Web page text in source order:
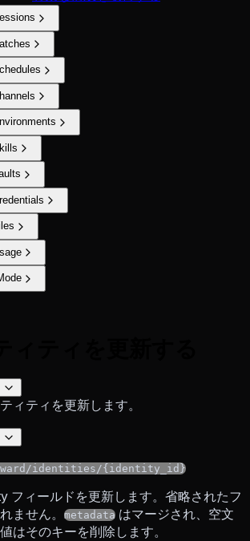
ィティを更新します。
identities/{identity_id}
フィールドを更新します。省略されたフ
ません。
metadata はマージされ、空文
はそのキーを削除します。